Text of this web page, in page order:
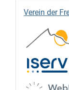
Verein der